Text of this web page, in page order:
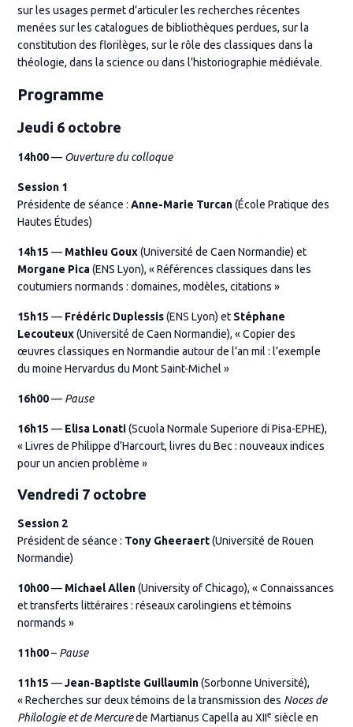
sur les usages permet d’articuler les recherches récentes
menées sur les catalogues de bibliothèques perdues, sur la
constitution des florilèges, sur le rôle des classiques dans la
théologie, dans la science ou dans l’historiographie médiévale.
Programme
Jeudi 6 octobre
14h00— Ouverture du colloque
Session 1
Présidente de séance :Anne-Marie Turcan(École Pratique des
Hautes Études)
14h15 — Mathieu Goux(Université de Caen Normandie) et
Morgane Pica(ENS Lyon), « Références classiques dans les
coutumiers normands : domaines, modèles, citations »
15h15 — Frédéric Duplessis(ENS Lyon) et Stéphane
Lecouteux(Université de Caen Normandie), « Copier des
œuvres classiques en Normandie autour de l’an mil : l’exemple
du moine Hervardus du Mont Saint-Michel »
16h00— Pause
16h15 — Elisa Lonati(Scuola Normale Superiore di Pisa-EPHE),
« Livres de Philippe d’Harcourt, livres du Bec : nouveaux indices
pour un ancien problème »
Vendredi 7 octobre
Session 2
Président de séance : Tony Gheeraert(Université de Rouen
Normandie)
10h00— Michael Allen(University of Chicago), « Connaissances
et transferts littéraires : réseaux carolingiens et témoins
normands »
11h00– Pause
11h15 —Jean-Baptiste Guillaumin(Sorbonne Université),
« Recherches sur deux témoins de la transmission des Noces de
Philologie et de Mercurede Martianus Capella au XIIe siècle en